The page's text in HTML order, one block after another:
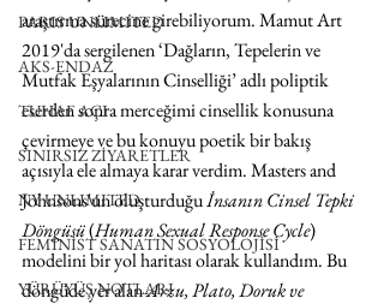
PARIS UNLIMITED
AKS-ENDAZ
TUHAF AÇI
SINIRSIZ ZİYARETLER
NY UNLIMITED
FEMİNİST SANATIN SOSYOLOJİSİ
YÜRÜYÜŞ NOTLARI
araştırma sürecine girebiliyorum. Mamut Art
2019'da sergilenen ‘Dağların, Tepelerin ve
Mutfak Eşyalarının Cinselliği’ adlı poliptik
eserden sonra merceğimi cinsellik konusuna
çevirmeye ve bu konuyu poetik bir bakış
açısıyla ele almaya karar verdim. Masters and
Johnsons'un oluşturduğu İnsanın Cinsel Tepki
Döngüsü (Human Sexual Response Cycle)
modelini bir yol haritası olarak kullandım. Bu
döngüde yer alan Arzu, Plato, Doruk ve